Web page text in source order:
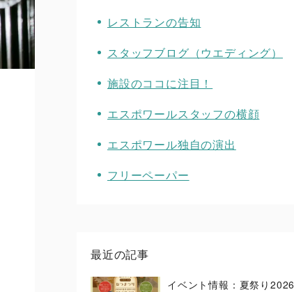
レストランの告知
スタッフブログ（ウエディング）
施設のココに注目！
エスポワールスタッフの横顔
エスポワール独自の演出
フリーペーパー
最近の記事
イベント情報：夏祭り2026